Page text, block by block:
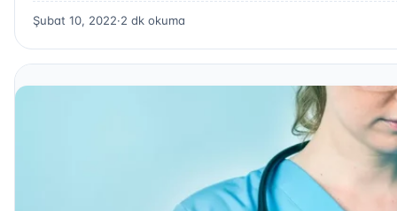
Şubat 10, 2022·2 dk okuma